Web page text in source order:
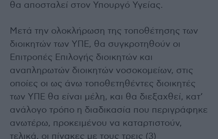
θα αποσταλεί στον Υπουργό Υγείας.
Μετά την ολοκλήρωση της τοποθέτησης των
διοικητών των ΥΠΕ, θα συγκροτηθούν οι
Επιτροπές Επιλογής διοικητών και
αναπληρωτών διοικητών νοσοκομείων, στις
οποίες οι ως άνω τοποθετηθέντες διοικητές
των ΥΠΕ θα είναι μέλη, και θα διεξαχθεί, κατ’
ανάλογο τρόπο η διαδικασία που περιγράφηκε
ανωτέρω, προκειμένου να καταρτιστούν,
τελικά, οι πίνακες με τους τρεις (3)